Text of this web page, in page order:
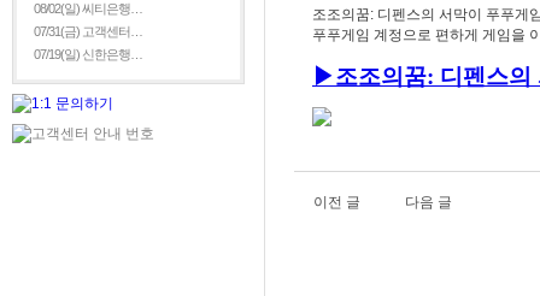
08/02(일) 씨티은행…
07/31(금) 고객센터…
07/19(일) 신한은행…
조조의꿈: 디펜스의 서막이 푸푸게
푸푸게임 계정으로 편하게 게임을
▶조조의꿈: 디펜스의
이전 글 다음 글